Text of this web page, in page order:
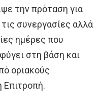
την πρόταση για
συνεργασίες αλλά
ημέρες που
στη βάση και
οριακούς
Επιτροπή.